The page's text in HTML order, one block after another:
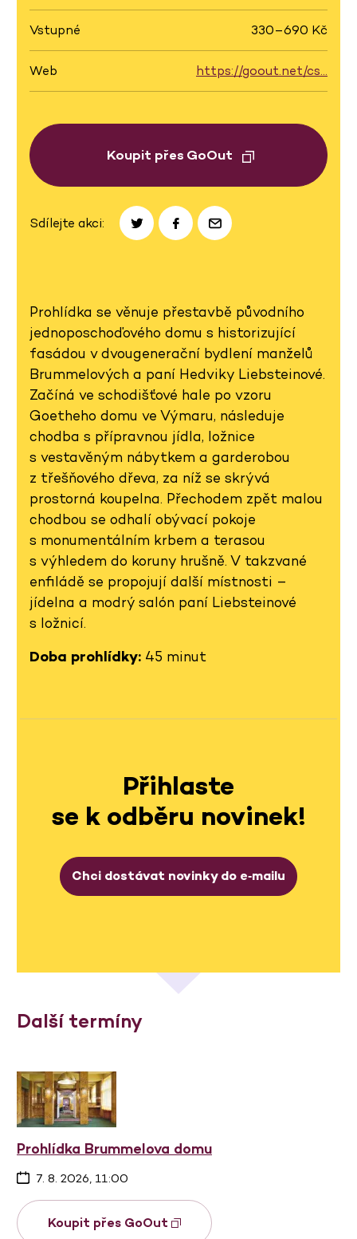
Vstupné 330–690 Kč
Web https://goout.net/cs…
Koupit přes GoOut
Sdílejte akci:
Prohlídka se věnuje přestavbě původního
jednoposchoďového domu s historizující
fasádou v dvougenerační bydlení manželů
Brummelových a paní Hedviky Liebsteinové.
Začíná ve schodišťové hale po vzoru
Goetheho domu ve Výmaru, následuje
chodba s přípravnou jídla, ložnice
s vestavěným nábytkem a garderobou
z třešňového dřeva, za níž se skrývá
prostorná koupelna. Přechodem zpět malou
chodbou se odhalí obývací pokoje
s monumentálním krbem a terasou
s výhledem do koruny hrušně. V takzvané
enfiládě se propojují další místnosti –
jídelna a modrý salón paní Liebsteinové
s ložnicí.
Doba prohlídky: 45 minut
Přihlaste
se k odběru novinek!
Chci dostávat novinky do e‑mailu
Další termíny
Prohlídka Brummelova domu
7. 8. 2026, 11:00
Koupit přes GoOut